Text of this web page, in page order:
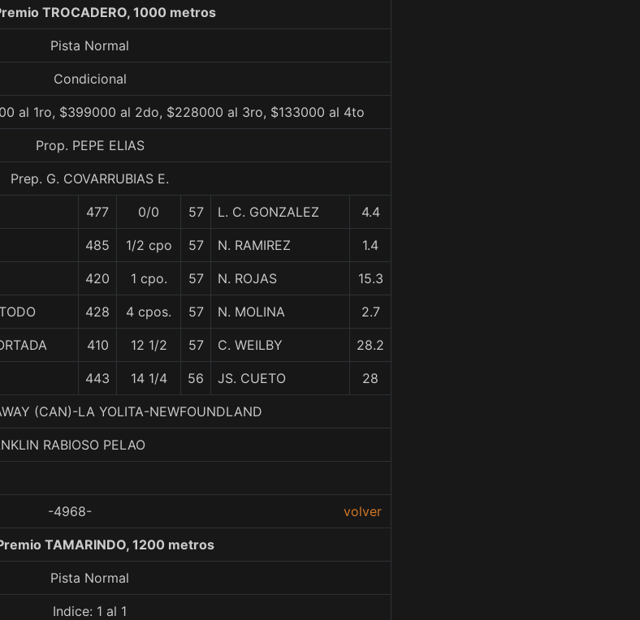
TROCADERO, 1000 metros
Pista Normal
Condicional
al 1ro, $399000 al 2do, $228000 al 3ro, $133000 al 4to
Prop. PEPE ELIAS
Prep. G. COVARRUBIAS E.
477 0/0 57 L. C. GONZALEZ 4.4
485 1/2 cpo 57 N. RAMIREZ 1.4
420 1 cpo. 57 N. ROJAS 15.3
428 4 cpos. 57 N. MOLINA 2.7
410 12 1/2 57 C. WEILBY 28.2
443 14 1/4 56 JS. CUETO 28
(CAN)-LA YOLITA-NEWFOUNDLAND
RABIOSO PELAO
-4968- volver
TAMARINDO, 1200 metros
Pista Normal
Indice: 1 al 1